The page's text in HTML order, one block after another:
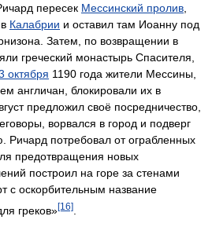
пересек Мессинский пролив
Калабрии и оставил там Иоанну под
Затем, по возвращении в
греческий монастырь Спасителя,
октября 1190 года жители Мессины,
англичан, блокировали их в
предложил своё посредничество,
ворвался в город и подверг
Ричард потребовал от ограбленных
предотвращения новых
построил на горе за стенами
с оскорбительным название
греков»[16]